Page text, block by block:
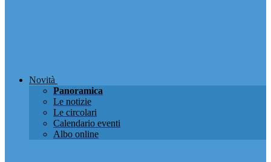
Novità
Panoramica
Le notizie
Le circolari
Calendario eventi
Albo online